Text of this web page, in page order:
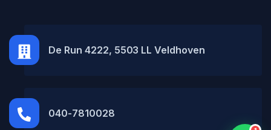
De Run 4222, 5503 LL Veldhoven
040-7810028